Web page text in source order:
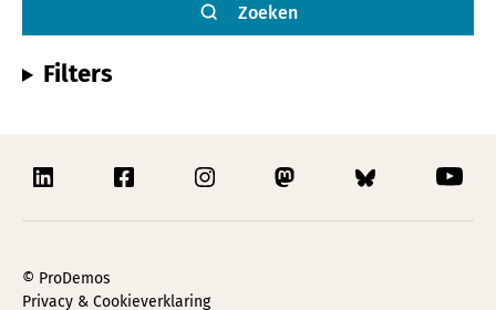
Zoeken
Filters
© ProDemos
Privacy & Cookieverklaring